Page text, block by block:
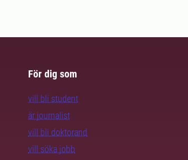
För dig som
vill bli student
är journalist
vill bli doktorand
vill söka jobb